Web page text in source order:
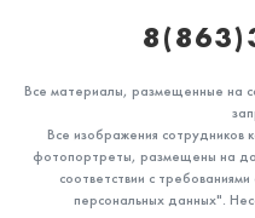
Все материалы, размещенные на
Все изображения сотрудников
фотопортреты, размещены на
соответствии с
персональных данных".